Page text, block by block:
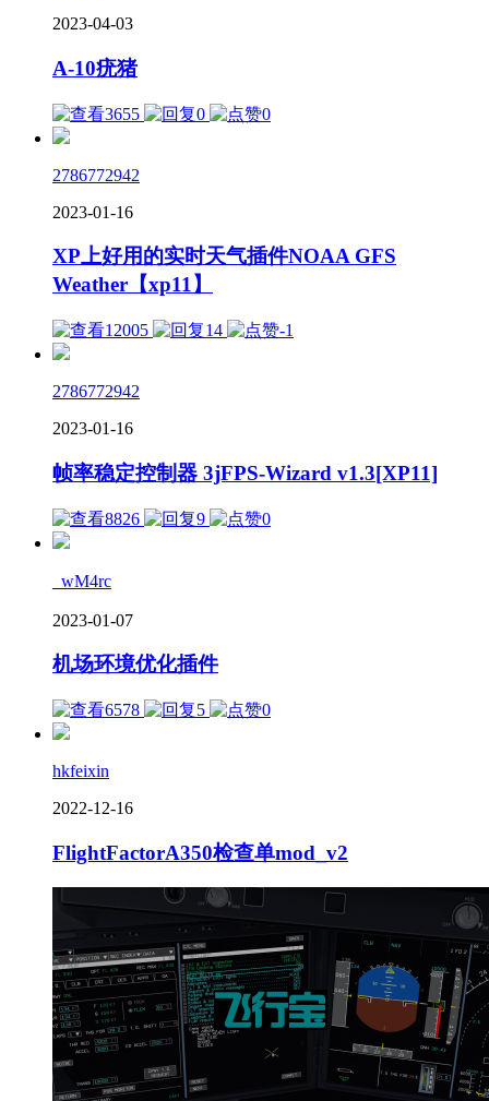
2023-04-03
A-10疣猪
3655 0 0
2786772942
2023-01-16
XP上好用的实时天气插件NOAA GFS
Weather【xp11】
12005 14 -1
2786772942
2023-01-16
帧率稳定控制器 3jFPS-Wizard v1.3[XP11]
8826 9 0
_wM4rc
2023-01-07
机场环境优化插件
6578 5 0
hkfeixin
2022-12-16
FlightFactorA350检查单mod_v2